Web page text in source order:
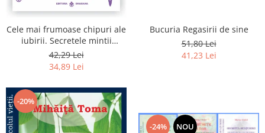
Cele mai frumoase chipuri ale
iubirii. Secretele mintii
omenesti in opera marelui
initiat, Rumi
42,29 Lei
34,89 Lei
Bucuria Regasirii de sine
51,80 Lei
41,23 Lei
-20%
-24% NOU